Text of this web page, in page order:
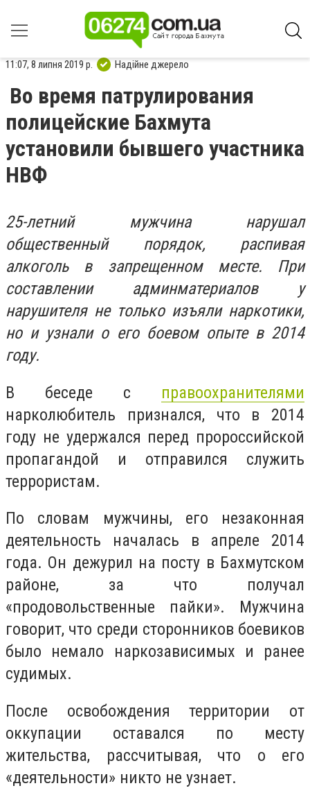
11:07, 8 липня 2019 р. Надійне джерело
Во время патрулирования
полицейские Бахмута
установили бывшего участника
НВФ
25-летний мужчина нарушал
общественный порядок, распивая
алкоголь в запрещенном месте. При
составлении админматериалов у
нарушителя не только изъяли наркотики,
но и узнали о его боевом опыте в 2014
году.
В беседе с правоохранителями
нарколюбитель признался, что в 2014
году не удержался перед пророссийской
пропагандой и отправился служить
террористам.
По словам мужчины, его незаконная
деятельность началась в апреле 2014
года. Он дежурил на посту в Бахмутском
районе, за что получал
«продовольственные пайки». Мужчина
говорит, что среди сторонников боевиков
было немало наркозависимых и ранее
судимых.
После освобождения территории от
оккупации оставался по месту
жительства, рассчитывая, что о его
«деятельности» никто не узнает.